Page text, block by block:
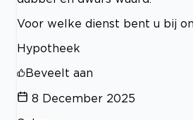
Voor welke dienst bent u bij
Hypotheek
Beveelt aan
8 December 2025